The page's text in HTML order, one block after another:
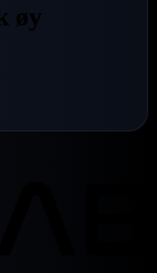
øy